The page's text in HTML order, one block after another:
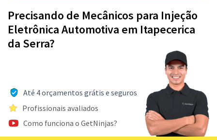
Precisando de Mecânicos para Injeção
Eletrônica Automotiva em Itapecerica
da Serra?
Até 4 orçamentos grátis e seguros
Profissionais avaliados
Como funciona o GetNinjas?